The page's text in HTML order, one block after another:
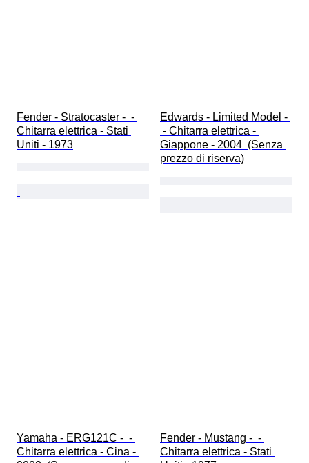
Fender - Stratocaster -  -
Chitarra elettrica - Stati
Uniti - 1973
Edwards - Limited Model -
- Chitarra elettrica -
Giappone - 2004  (Senza
prezzo di riserva)
Yamaha - ERG121C -  -
Chitarra elettrica - Cina -
Fender - Mustang -  -
Chitarra elettrica - Stati